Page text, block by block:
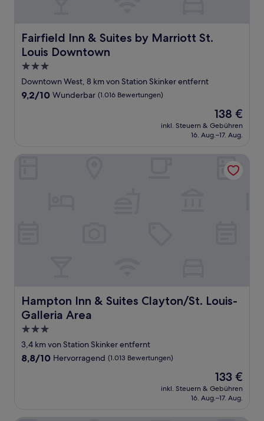
Fairfield Inn & Suites by Marriott St.
Louis Downtown
Fairfield Inn & Suites by Marriott St. Louis Downtown
3.0-
Sterne-
Unterkunft
Downtown West, 8 km von Station Skinker entfernt
9.2
9,2/10 Wunderbar (1.016 Bewertungen)
Der
Preis
beträgt
138 €
inkl. Steuern & Gebühren
16. Aug.–17. Aug.
Hampton Inn & Suites Clayton/St. Louis-
Galleria Area
Hampton Inn & Suites Clayton/St. Louis-Galleria Area
3.0-
Sterne-
Unterkunft
3,4 km von Station Skinker entfernt
8.8
8,8/10 Hervorragend (1.013 Bewertungen)
Der
Preis
beträgt
133 €
inkl. Steuern & Gebühren
16. Aug.–17. Aug.
Hampton Inn & Suites Clayton/St. Louis-Galleria Area